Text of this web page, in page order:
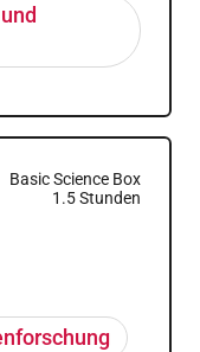
Basic Science Box
1.5Stunden